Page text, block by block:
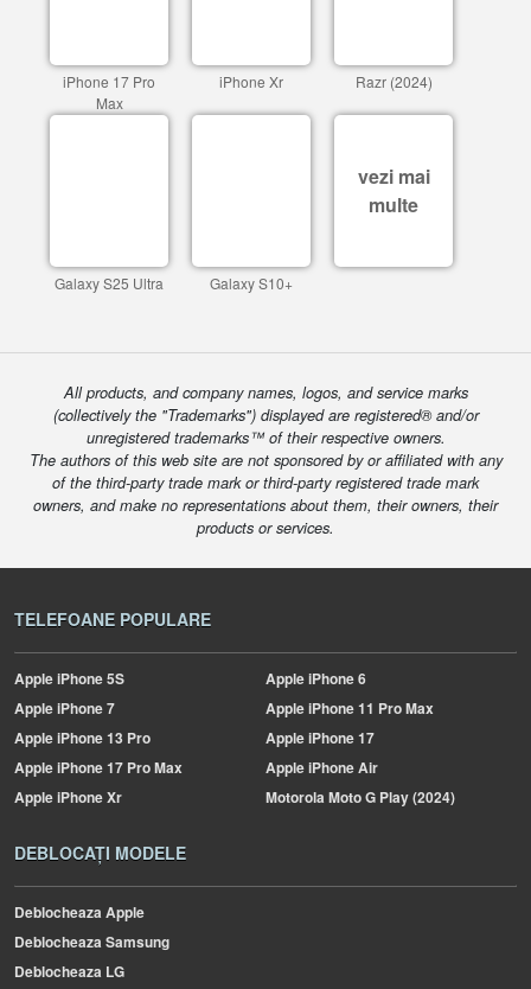
iPhone 17 Pro
Max
iPhone Xr Razr (2024)
Galaxy S25 Ultra Galaxy S10+
vezi mai
multe
All products, and company names, logos, and service marks
(collectively the "Trademarks") displayed are registered® and/or
unregistered trademarks™ of their respective owners.
The authors of this web site are not sponsored by or affiliated with any
of the third-party trade mark or third-party registered trade mark
owners, and make no representations about them, their owners, their
products or services.
TELEFOANE POPULARE
AppleiPhone 5S AppleiPhone 6
AppleiPhone 7 AppleiPhone 11 Pro Max
AppleiPhone 13 Pro AppleiPhone 17
AppleiPhone 17 Pro Max AppleiPhone Air
AppleiPhone Xr MotorolaMoto G Play (2024)
DEBLOCAȚI MODELE
Deblocheaza Apple
Deblocheaza Samsung
Deblocheaza LG